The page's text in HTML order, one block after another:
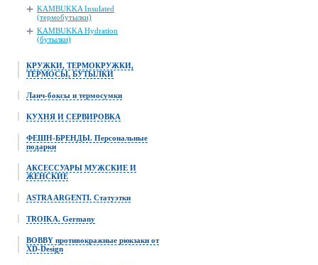
KAMBUKKA Insulated
(термобутылки)
KAMBUKKA Hydration
(бутылки)
КРУЖКИ, ТЕРМОКРУЖКИ,
ТЕРМОСЫ, БУТЫЛКИ
Ланч-боксы и термосумки
КУХНЯ И СЕРВИРОВКА
ФЕШН-БРЕНДЫ. Персональные
подарки
АКСЕССУАРЫ МУЖСКИЕ И
ЖЕНСКИЕ
ASTRA ARGENTI. Статуэтки
TROIKA. Germany
BOBBY противокражные рюкзаки от
XD-Design